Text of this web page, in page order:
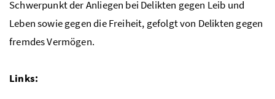
Schwerpunkt der Anliegen bei Delikten gegen Leib und
Leben sowie gegen die Freiheit, gefolgt von Delikten gegen
fremdes Vermögen.
Links: